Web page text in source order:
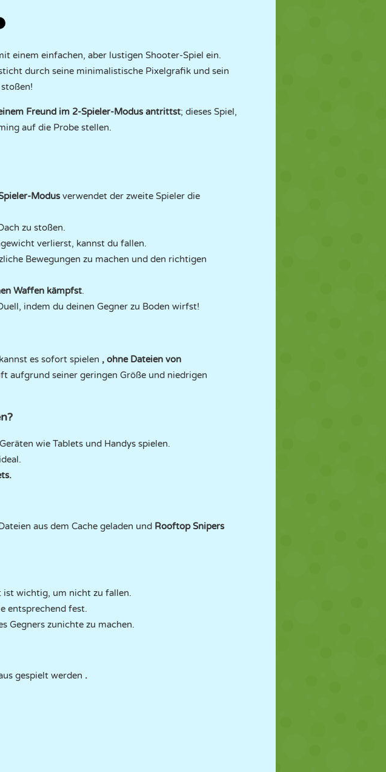
einem einfachen, aber lustigen Shooter-Spiel ein.
durch seine minimalistische Pixelgrafik und sein
Freund im 2-Spieler-Modus antrittst; dieses Spiel,
auf die Probe stellen.
Modusverwendet der zweite Spieler die
zu stoßen.
verlierst, kannst du fallen.
Bewegungen zu machen und den richtigen
Waffen kämpfst.
indem du deinen Gegner zu Boden wirfst!
es sofort spielen , ohne Dateien von
aufgrund seiner geringen Größe und niedrigen
wie Tablets und Handys spielen.
aus dem Cache geladen und Rooftop Snipers
ist wichtig, um nicht zu fallen.
entsprechend fest.
Gegners zunichte zu machen.
gespielt werden .